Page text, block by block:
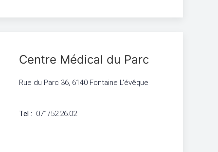
Centre Médical du Parc
Rue du Parc 36, 6140 Fontaine L'évêque
Tel : 071/52.26.02